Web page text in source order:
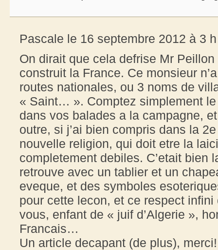
Pascale le 16 septembre 2012 à 3
On dirait que cela defrise Mr
construit la France. Ce monsieur
routes nationales, ou 3 noms de
« Saint… ». Comptez simplement
dans vos balades a la campagne,
outre, si j’ai bien compris dans la
nouvelle religion, qui doit etre la
completement debiles. C’etait bien
retrouve avec un tablier et un
eveque, et des symboles
pour cette lecon, et ce respect
vous, enfant de « juif d’Algerie »,
Francais…
Un article decapant (de plus), merci!